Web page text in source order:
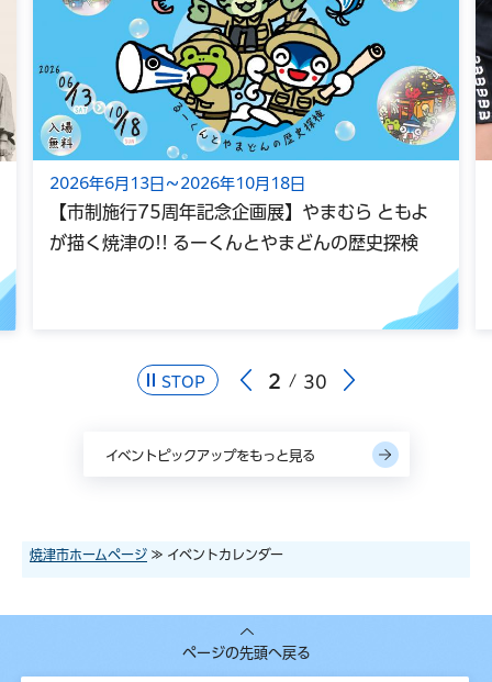
STOP 3 30
やまむら ともよ
んの歴史探検
2026年8月7日
めざせ水道博士！～蛇口の向こうを
【受付終了】
イベントピックアップをもっと見る
焼津市ホームページ ≫ イベントカレンダー
ページの先頭へ戻る